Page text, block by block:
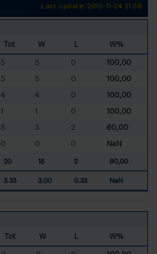
Last update: 2015-11-24 21:56
Tot W L
W%
5 5 0
100,00
5 5 0
100,00
4 4 0
100,00
1 1 0
100,00
5 3 2
60,00
0 0 0 NaN
20 18 2 90,00
3.33 3.00 0.33 NaN
Tot W L
W%